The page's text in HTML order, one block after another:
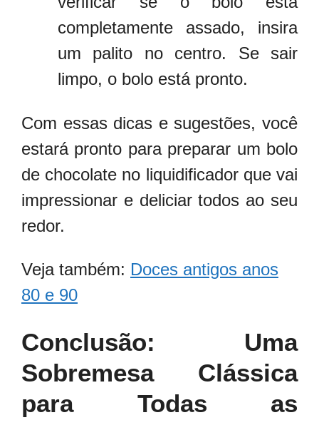
completamente assado, insira
um palito no centro. Se sair
limpo, o bolo está pronto.
Com essas dicas e sugestões, você
estará pronto para preparar um bolo
de chocolate no liquidificador que vai
impressionar e deliciar todos ao seu
redor.
Veja também: Doces antigos anos
80 e 90
Conclusão: Uma
Sobremesa Clássica
para Todas as